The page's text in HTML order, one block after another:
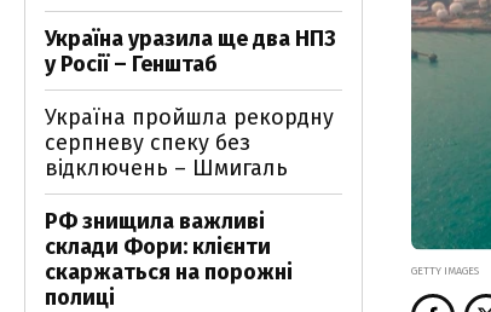
GETTY IMAGES
Україна уразила ще два НПЗ
у Росії – Генштаб
Україна пройшла рекордну
серпневу спеку без
відключень – Шмигаль
РФ знищила важливі
склади Фори: клієнти
скаржаться на порожні
полиці